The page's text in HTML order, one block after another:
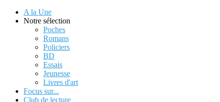
A la Une
Notre sélection
Poches
Romans
Policiers
BD
Essais
Jeunesse
Livres d'art
Focus sur...
Club de lecture